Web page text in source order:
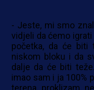
- Jeste, mi smo
vidjeli da ćemo
početka, da će biti
niskom bloku i da
dalje da će biti
imao sam i ja 100%